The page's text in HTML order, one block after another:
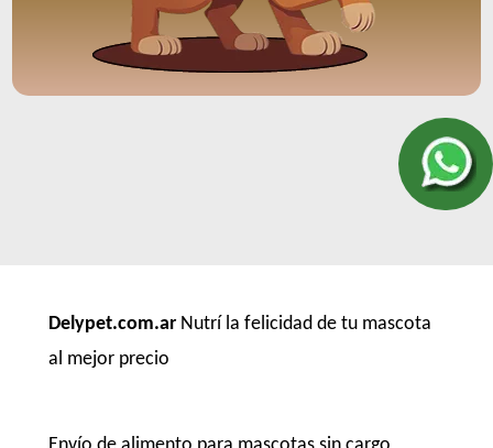
Delypet.com.ar Nutrí la felicidad de tu mascota
al mejor precio